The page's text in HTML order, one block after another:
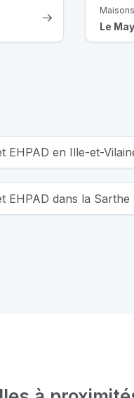
Le
EHPAD en Ille-et-
EHPAD dans la Sarthe